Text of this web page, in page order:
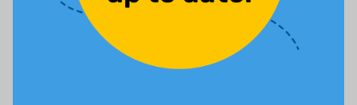
Umsetzung von Profis?
Mit unseren Social-Media-Paketen zum Top-Content